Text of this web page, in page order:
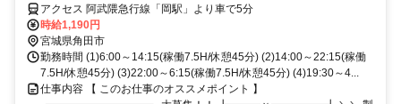
アクセス 阿武隈急行線「岡駅」より車で5分
時給1,190円
宮城県角田市
勤務時間 (1)6:00～14:15(稼働7.5H/休憩45分) (2)14:00～22:15(稼働
7.5H/休憩45分) (3)22:00～6:15(稼働7.5H/休憩45分) (4)19:30～4...
仕事内容 【 このお仕事のオススメポイント 】